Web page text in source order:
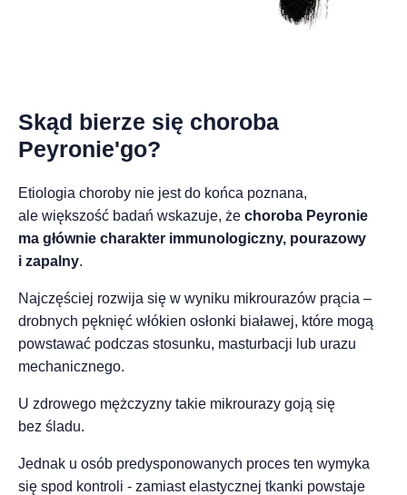
Skąd bierze się choroba
Peyronie'go?
Etiologia choroby nie jest do końca poznana,
ale większość badań wskazuje, że choroba Peyronie
ma głównie charakter immunologiczny, pourazowy
i zapalny.
Najczęściej rozwija się w wyniku mikrourazów prącia –
drobnych pęknięć włókien osłonki białawej, które mogą
powstawać podczas stosunku, masturbacji lub urazu
mechanicznego.
U zdrowego mężczyzny takie mikrourazy goją się
bez śladu.
Jednak u osób predysponowanych proces ten wymyka
się spod kontroli - zamiast elastycznej tkanki powstaje